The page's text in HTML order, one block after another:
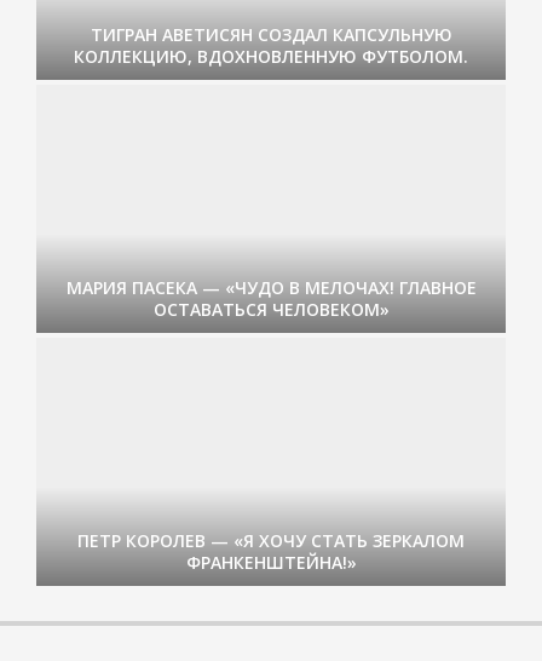
ТИГРАН АВЕТИСЯН СОЗДАЛ КАПСУЛЬНУЮ
КОЛЛЕКЦИЮ, ВДОХНОВЛЕННУЮ ФУТБОЛОМ.
МАРИЯ ПАСЕКА — «ЧУДО В МЕЛОЧАХ! ГЛАВНОЕ
ОСТАВАТЬСЯ ЧЕЛОВЕКОМ»
ПЕТР КОРОЛЕВ — «Я ХОЧУ СТАТЬ ЗЕРКАЛОМ
ФРАНКЕНШТЕЙНА!»